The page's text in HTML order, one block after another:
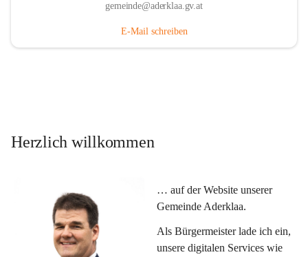
gemeinde@aderklaa.gv.at
E-Mail schreiben
Herzlich willkommen
… auf der Website unserer
Gemeinde Aderklaa.
Als Bürgermeister lade ich ein,
unsere digitalen Services wie